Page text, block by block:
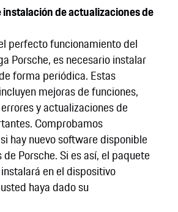
de actualizaciones de
perfecto funcionamiento del
Porsche, es necesario instalar
forma periódica. Estas
mejoras de funciones,
y actualizaciones de
Comprobamos
hay nuevo software disponible
Porsche. Si es así, el paquete
en el dispositivo
haya dado su